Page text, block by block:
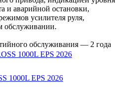
и аварийной остановки,
усилителя руля,
обслуживании.
обслуживания — 2 года
1000L EPS 2026
1000L EPS 2026